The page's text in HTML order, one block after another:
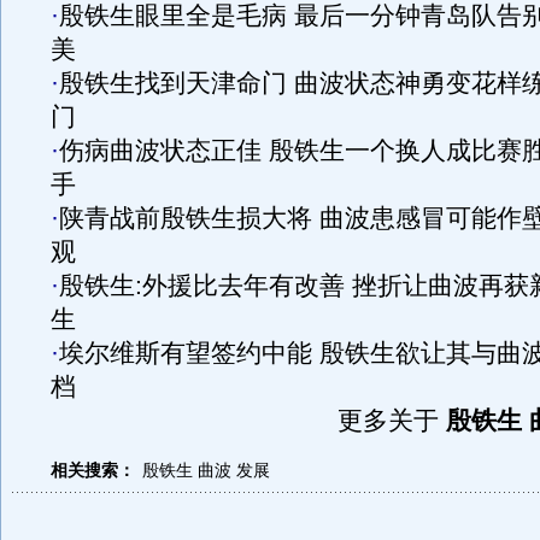
·殷铁生眼里全是毛病 最后一分钟青岛队告
美
·殷铁生找到天津命门 曲波状态神勇变花样
门
·伤病曲波状态正佳 殷铁生一个换人成比赛
手
·陕青战前殷铁生损大将 曲波患感冒可能作
观
·殷铁生:外援比去年有改善 挫折让曲波再获
生
·埃尔维斯有望签约中能 殷铁生欲让其与曲
档
更多关于 殷铁生
相关搜索： 殷铁生 曲波 发展